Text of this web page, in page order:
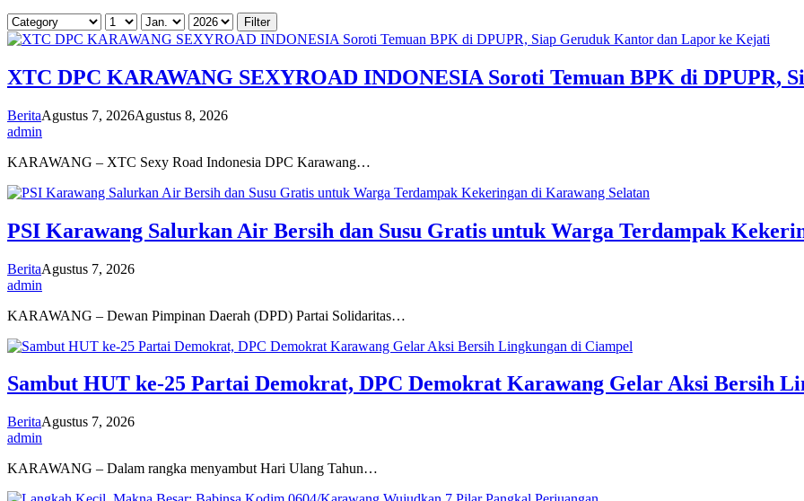
XTC DPC KARAWANG SEXYROAD INDONESIA Soroti Temuan BPK di DPUPR,
BeritaAgustus 7, 2026Agustus 8, 2026
admin
KARAWANG – XTC Sexy Road Indonesia DPC Karawang…
PSI Karawang Salurkan Air Bersih dan Susu Gratis untuk Warga Terdampak
BeritaAgustus 7, 2026
admin
KARAWANG – Dewan Pimpinan Daerah (DPD) Partai Solidaritas…
Sambut HUT ke-25 Partai Demokrat, DPC Demokrat Karawang Gelar Aksi Bersih
BeritaAgustus 7, 2026
admin
KARAWANG – Dalam rangka menyambut Hari Ulang Tahun…